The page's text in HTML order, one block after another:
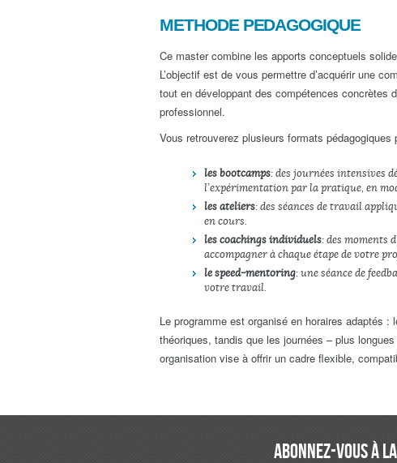
METHODE PEDAGOGIQUE
Ce master combine les apports conceptuels
L’objectif est de vous permettre d’acquérir une
tout en développant des compétences concrètes
professionnel.
Vous retrouverez plusieurs formats pédagogiques
les bootcamps: des journées intensives
l’expérimentation par la pratique, en
les ateliers: des séances de travail
en cours.
les coachings individuels: des moments
accompagner à chaque étape de votre
le speed-mentoring: une séance de
votre travail.
Le programme est organisé en horaires adaptés
théoriques, tandis que les journées – plus
organisation vise à offrir un cadre flexible,
ABONNEZ-VOUS À